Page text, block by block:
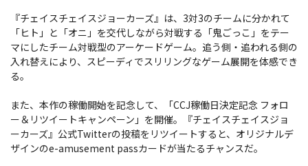
『チェイスチェイスジョーカーズ』は、3対3のチームに分かれて
「ヒト」と「オニ」を交代しながら対戦する「鬼ごっこ」をテー
マにしたチーム対戦型のアーケードゲーム。追う側・追われる側の
入れ替えにより、スピーディでスリリングなゲーム展開を体感でき
る。
また、本作の稼働開始を記念して、「CCJ稼働日決定記念 フォロ
ー＆リツイートキャンペーン」を開催。『チェイスチェイスジョ
ーカーズ』公式Twitterの投稿をリツイートすると、オリジナルデ
ザインのe-amusement passカードが当たるチャンスだ。